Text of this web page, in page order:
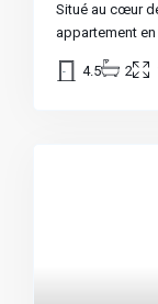
Situé au cœur
appartement
4.5 2